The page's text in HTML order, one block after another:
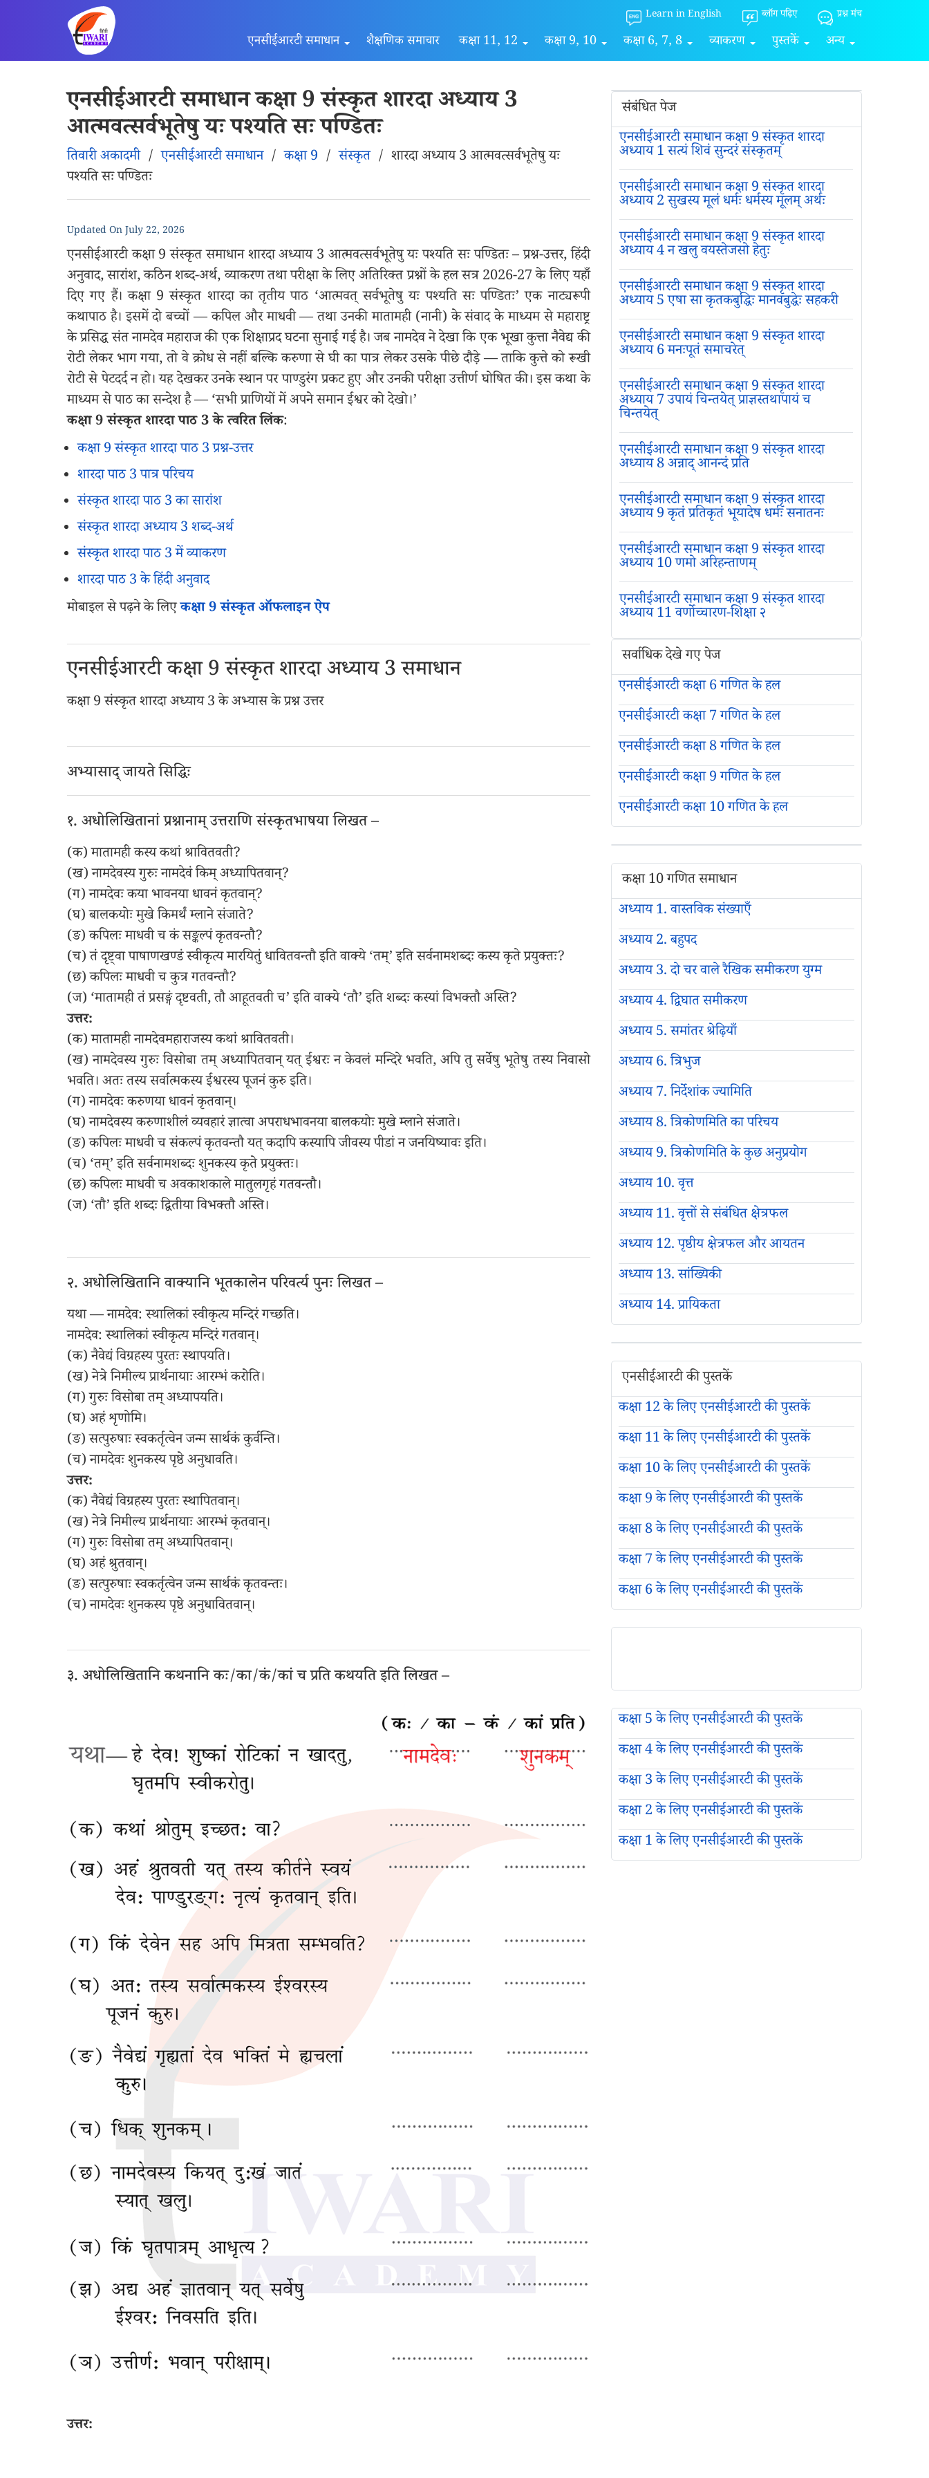
Learn in English ब्लॉग पढ़िए प्रश्न मंच
एनसीईआरटी समाधान शैक्षणिक समाचार कक्षा 11, 12 कक्षा 9, 10 कक्षा 6, 7, 8 व्याकरण पुस्तकें अन्य
एनसीईआरटी समाधान कक्षा 9 संस्कृत शारदा अध्याय 3
आत्मवत्सर्वभूतेषु यः पश्यति सः पण्डितः
तिवारी अकादमी/एनसीईआरटी समाधान/कक्षा 9 /संस्कृत/ शारदा अध्याय 3 आत्मवत्सर्वभूतेषु यः
पश्यति सः पण्डितः
Updated OnJuly 22, 2026
एनसीईआरटी कक्षा 9 संस्कृत समाधान शारदा अध्याय 3 आत्मवत्सर्वभूतेषु यः पश्यति सः पण्डितः – प्रश्न-उत्तर, हिंदी
अनुवाद, सारांश, कठिन शब्द-अर्थ, व्याकरण तथा परीक्षा के लिए अतिरिक्त प्रश्नों के हल सत्र 2026-27 के लिए यहाँ
दिए गए हैं। कक्षा 9 संस्कृत शारदा का तृतीय पाठ ‘आत्मवत् सर्वभूतेषु यः पश्यति सः पण्डितः’ एक नाट्यरूपी
कथापाठ है। इसमें दो बच्चों — कपिल और माधवी — तथा उनकी मातामही (नानी) के संवाद के माध्यम से महाराष्ट्र
के प्रसिद्ध संत नामदेव महाराज की एक शिक्षाप्रद घटना सुनाई गई है। जब नामदेव ने देखा कि एक भूखा कुत्ता नैवेद्य की
रोटी लेकर भाग गया, तो वे क्रोध से नहीं बल्कि करुणा से घी का पात्र लेकर उसके पीछे दौड़े — ताकि कुत्ते को रूखी
रोटी से पेटदर्द न हो। यह देखकर उनके स्थान पर पाण्डुरंग प्रकट हुए और उनकी परीक्षा उत्तीर्ण घोषित की। इस कथा के
माध्यम से पाठ का सन्देश है — ‘सभी प्राणियों में अपने समान ईश्वर को देखो।’
कक्षा 9 संस्कृत शारदा पाठ 3 के त्वरित लिंक:
कक्षा 9 संस्कृत शारदा पाठ 3 प्रश्न-उत्तर
शारदा पाठ 3 पात्र परिचय
संस्कृत शारदा पाठ 3 का सारांश
संस्कृत शारदा अध्याय 3 शब्द-अर्थ
संस्कृत शारदा पाठ 3 में व्याकरण
शारदा पाठ 3 के हिंदी अनुवाद
मोबाइल से पढ़ने के लिएकक्षा 9 संस्कृत ऑफलाइन ऐप
एनसीईआरटी कक्षा 9 संस्कृत शारदा अध्याय 3 समाधान
कक्षा 9 संस्कृत शारदा अध्याय 3 के अभ्यास के प्रश्न उत्तर
अभ्यासाद् जायते सिद्धिः
१. अधोलिखितानां प्रश्नानाम् उत्तराणि संस्कृतभाषया लिखत –
(क) मातामही कस्य कथां श्रावितवती?
(ख) नामदेवस्य गुरुः नामदेवं किम् अध्यापितवान्?
(ग) नामदेवः कया भावनया धावनं कृतवान्?
(घ) बालकयोः मुखे किमर्थं म्लाने संजाते?
(ङ) कपिलः माधवी च कं सङ्कल्पं कृतवन्तौ?
(च) तं दृष्ट्वा पाषाणखण्डं स्वीकृत्य मारयितुं धावितवन्तौ इति वाक्ये ‘तम्’ इति सर्वनामशब्दः कस्य कृते प्रयुक्तः?
(छ) कपिलः माधवी च कुत्र गतवन्तौ?
(ज) ‘मातामही तं प्रसङ्गं दृष्टवती, तौ आहूतवती च’ इति वाक्ये ‘तौ’ इति शब्दः कस्यां विभक्तौ अस्ति?
उत्तर:
(क) मातामही नामदेवमहाराजस्य कथां श्रावितवती।
(ख) नामदेवस्य गुरुः विसोबा तम् अध्यापितवान् यत् ईश्वरः न केवलं मन्दिरे भवति, अपि तु सर्वेषु भूतेषु तस्य निवासो
भवति। अतः तस्य सर्वात्मकस्य ईश्वरस्य पूजनं कुरु इति।
(ग) नामदेवः करुणया धावनं कृतवान्।
(घ) नामदेवस्य करुणाशीलं व्यवहारं ज्ञात्वा अपराधभावनया बालकयोः मुखे म्लाने संजाते।
(ङ) कपिलः माधवी च संकल्पं कृतवन्तौ यत् कदापि कस्यापि जीवस्य पीडां न जनयिष्यावः इति।
(च) ‘तम्’ इति सर्वनामशब्दः शुनकस्य कृते प्रयुक्तः।
(छ) कपिलः माधवी च अवकाशकाले मातुलगृहं गतवन्तौ।
(ज) ‘तौ’ इति शब्दः द्वितीया विभक्तौ अस्ति।
२. अधोलिखितानि वाक्यानि भूतकालेन परिवर्त्य पुनः लिखत –
यथा — नामदेव: स्थालिकां स्वीकृत्य मन्दिरं गच्छति।
नामदेव: स्थालिकां स्वीकृत्य मन्दिरं गतवान्।
(क) नैवेद्यं विग्रहस्य पुरतः स्थापयति।
(ख) नेत्रे निमील्य प्रार्थनायाः आरम्भं करोति।
(ग) गुरुः विसोबा तम् अध्यापयति।
(घ) अहं शृणोमि।
(ङ) सत्पुरुषाः स्वकर्तृत्वेन जन्म सार्थकं कुर्वन्ति।
(च) नामदेवः शुनकस्य पृष्ठे अनुधावति।
उत्तर:
(क) नैवेद्यं विग्रहस्य पुरतः स्थापितवान्।
(ख) नेत्रे निमील्य प्रार्थनायाः आरम्भं कृतवान्।
(ग) गुरुः विसोबा तम् अध्यापितवान्।
(घ) अहं श्रुतवान्।
(ङ) सत्पुरुषाः स्वकर्तृत्वेन जन्म सार्थकं कृतवन्तः।
(च) नामदेवः शुनकस्य पृष्ठे अनुधावितवान्।
३. अधोलिखितानि कथनानि कः/का/कं/कां च प्रति कथयति इति लिखत –
उत्तर:
संबंधित पेज
एनसीईआरटी समाधान कक्षा 9 संस्कृत शारदा
अध्याय 1 सत्यं शिवं सुन्दरं संस्कृतम्
एनसीईआरटी समाधान कक्षा 9 संस्कृत शारदा
अध्याय 2 सुखस्य मूलं धर्मः धर्मस्य मूलम् अर्थः
एनसीईआरटी समाधान कक्षा 9 संस्कृत शारदा
अध्याय 4 न खलु वयस्तेजसो हेतुः
एनसीईआरटी समाधान कक्षा 9 संस्कृत शारदा
अध्याय 5 एषा सा कृतकबुद्धिः मानवबुद्धेः सहकरी
एनसीईआरटी समाधान कक्षा 9 संस्कृत शारदा
अध्याय 6 मनःपूतं समाचरेत्
एनसीईआरटी समाधान कक्षा 9 संस्कृत शारदा
अध्याय 7 उपायं चिन्तयेत् प्राज्ञस्तथापायं च
चिन्तयेत्
एनसीईआरटी समाधान कक्षा 9 संस्कृत शारदा
अध्याय 8 अन्नाद् आनन्दं प्रति
एनसीईआरटी समाधान कक्षा 9 संस्कृत शारदा
अध्याय 9 कृतं प्रतिकृतं भूयादेष धर्मः सनातनः
एनसीईआरटी समाधान कक्षा 9 संस्कृत शारदा
अध्याय 10 णमो अरिहन्ताणम्
एनसीईआरटी समाधान कक्षा 9 संस्कृत शारदा
अध्याय 11 वर्णोच्चारण-शिक्षा २
सर्वाधिक देखे गए पेज
एनसीईआरटी कक्षा 6 गणित के हल
एनसीईआरटी कक्षा 7 गणित के हल
एनसीईआरटी कक्षा 8 गणित के हल
एनसीईआरटी कक्षा 9 गणित के हल
एनसीईआरटी कक्षा 10 गणित के हल
कक्षा 10 गणित समाधान
अध्याय 1. वास्तविक संख्याएँ
अध्याय 2. बहुपद
अध्याय 3. दो चर वाले रैखिक समीकरण युग्म
अध्याय 4. द्विघात समीकरण
अध्याय 5. समांतर श्रेढ़ियाँ
अध्याय 6. त्रिभुज
अध्याय 7. निर्देशांक ज्यामिति
अध्याय 8. त्रिकोणमिति का परिचय
अध्याय 9. त्रिकोणमिति के कुछ अनुप्रयोग
अध्याय 10. वृत्त
अध्याय 11. वृत्तों से संबंधित क्षेत्रफल
अध्याय 12. पृष्ठीय क्षेत्रफल और आयतन
अध्याय 13. सांख्यिकी
अध्याय 14. प्रायिकता
एनसीईआरटी की पुस्तकें
कक्षा 12 के लिए एनसीईआरटी की पुस्तकें
कक्षा 11 के लिए एनसीईआरटी की पुस्तकें
कक्षा 10 के लिए एनसीईआरटी की पुस्तकें
कक्षा 9 के लिए एनसीईआरटी की पुस्तकें
कक्षा 8 के लिए एनसीईआरटी की पुस्तकें
कक्षा 7 के लिए एनसीईआरटी की पुस्तकें
कक्षा 6 के लिए एनसीईआरटी की पुस्तकें
कक्षा 5 के लिए एनसीईआरटी की पुस्तकें
कक्षा 4 के लिए एनसीईआरटी की पुस्तकें
कक्षा 3 के लिए एनसीईआरटी की पुस्तकें
कक्षा 2 के लिए एनसीईआरटी की पुस्तकें
कक्षा 1 के लिए एनसीईआरटी की पुस्तकें